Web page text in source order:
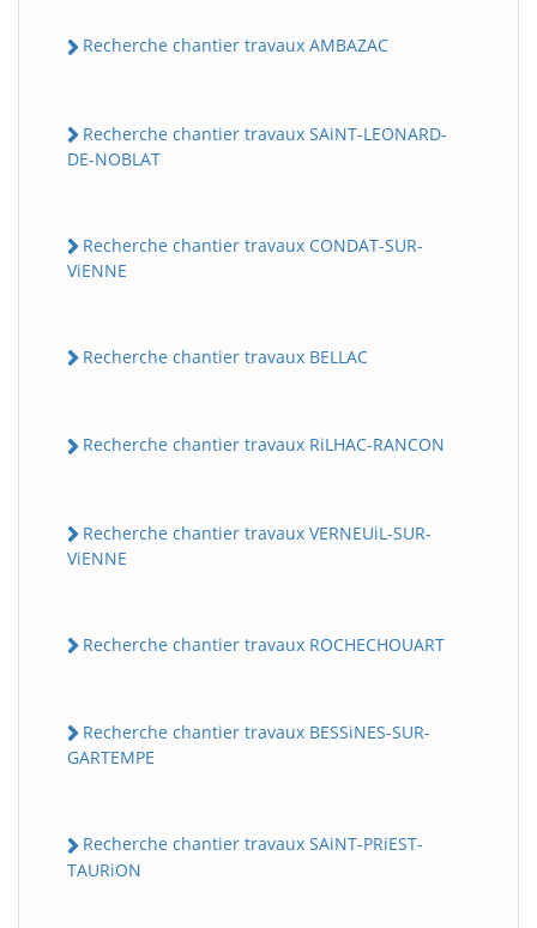
Recherche chantier travaux AMBAZAC
Recherche chantier travaux SAiNT-LEONARD-
DE-NOBLAT
Recherche chantier travaux CONDAT-SUR-
ViENNE
Recherche chantier travaux BELLAC
Recherche chantier travaux RiLHAC-RANCON
Recherche chantier travaux VERNEUiL-SUR-
ViENNE
Recherche chantier travaux ROCHECHOUART
Recherche chantier travaux BESSiNES-SUR-
GARTEMPE
Recherche chantier travaux SAiNT-PRiEST-
TAURiON